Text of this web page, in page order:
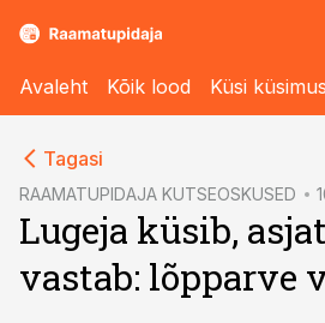
Avaleht Kõik lood Küsi küsimus
Tagasi
RAAMATUPIDAJA KUTSEOSKUSED
Lugeja küsib,
vastab: lõpparve